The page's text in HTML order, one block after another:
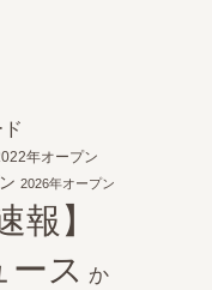
年オープン
2026年オープン
報】
ース か